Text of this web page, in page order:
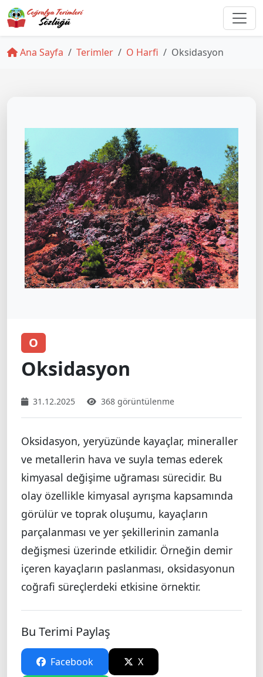
Ana Sayfa Terimler O Harfi Oksidasyon
O
Oksidasyon
31.12.2025 368 görüntülenme
Oksidasyon, yeryüzünde kayaçlar, mineraller
ve metallerin hava ve suyla temas ederek
kimyasal değişime uğraması sürecidir. Bu
olay özellikle kimyasal ayrışma kapsamında
görülür ve toprak oluşumu, kayaçların
parçalanması ve yer şekillerinin zamanla
değişmesi üzerinde etkilidir. Örneğin demir
içeren kayaçların paslanması, oksidasyonun
coğrafi süreçlerdeki etkisine örnektir.
Bu Terimi Paylaş
Facebook X